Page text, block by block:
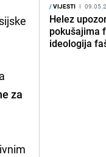
za
/VIJESTI I
Helez
pokušajima
ideologija